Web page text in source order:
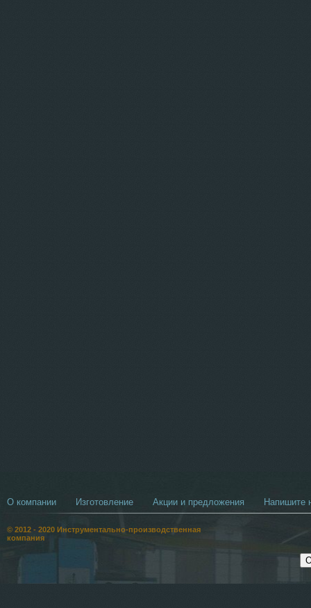
О компании Изготовление Акции и предложения Напишите
© 2012 - 2020 Инструментально-производственная
компания